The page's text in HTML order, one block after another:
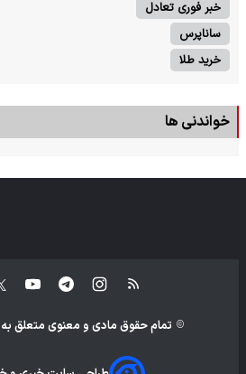
خبر فوری تعادل
ساناپرس
خرید طلا
خواندنی ها
تمام حقوق مادی و معنوی متعلق به